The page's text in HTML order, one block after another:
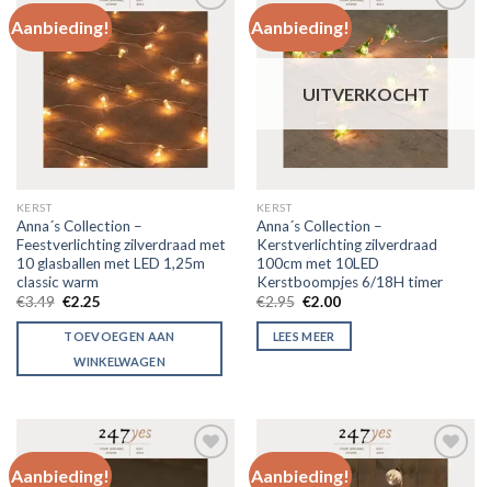
Aanbieding!
Toevoegen
aan
verlanglijst
KERST
Anna´s Collection –
Feestverlichting zilverdraad met
10 glasballen met LED 1,25m
classic warm
€3.49 €2.25
TOEVOEGEN AAN
WINKELWAGEN
Aanbieding!
aan
verlanglijst
UITVERKOCHT
KERST
Anna´s Collection –
Kerstverlichting zilverdraad
100cm met 10LED
Kerstboompjes 6/18H timer
€2.95 €2.00
LEES MEER
Aanbieding! Aanbieding!
Toevoegen